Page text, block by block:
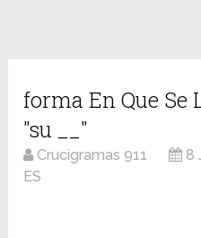
forma En Que Se
"su __"
Crucigramas 911 8
ES